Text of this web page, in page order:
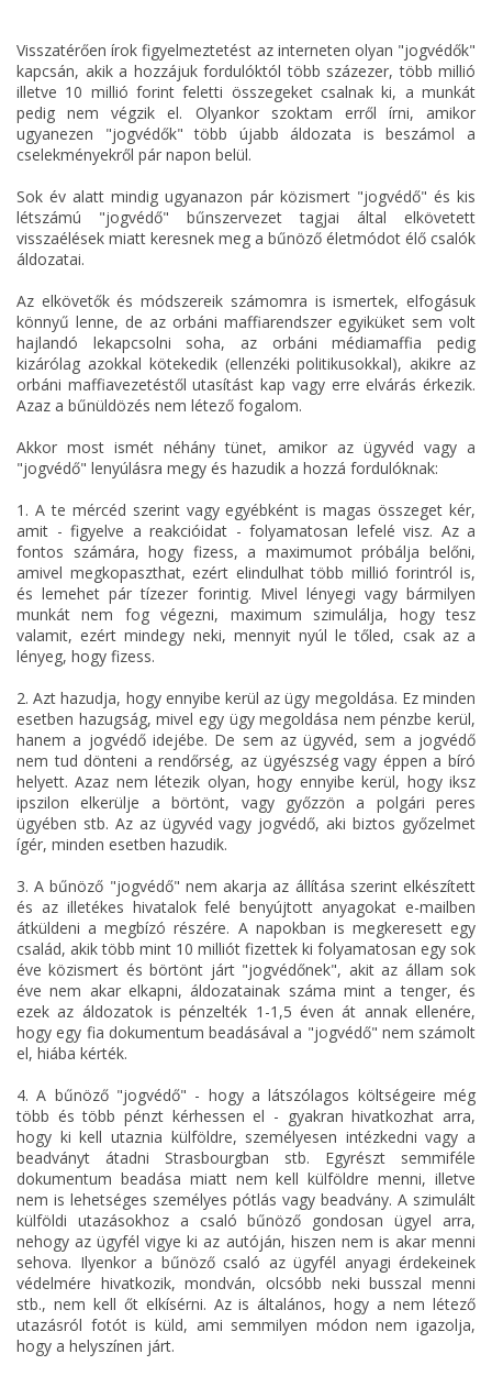
Visszatérően írok figyelmeztetést az interneten olyan "jogvédők"
kapcsán, akik a hozzájuk fordulóktól több százezer, több millió
illetve 10 millió forint feletti összegeket csalnak ki, a munkát
pedig nem végzik el. Olyankor szoktam erről írni, amikor
ugyanezen "jogvédők" több újabb áldozata is beszámol a
cselekményekről pár napon belül.
Sok év alatt mindig ugyanazon pár közismert "jogvédő" és kis
létszámú "jogvédő" bűnszervezet tagjai által elkövetett
visszaélések miatt keresnek meg a bűnöző életmódot élő csalók
áldozatai.
Az elkövetők és módszereik számomra is ismertek, elfogásuk
könnyű lenne, de az orbáni maffiarendszer egyiküket sem volt
hajlandó lekapcsolni soha, az orbáni médiamaffia pedig
kizárólag azokkal kötekedik (ellenzéki politikusokkal), akikre az
orbáni maffiavezetéstől utasítást kap vagy erre elvárás érkezik.
Azaz a bűnüldözés nem létező fogalom.
Akkor most ismét néhány tünet, amikor az ügyvéd vagy a
"jogvédő" lenyúlásra megy és hazudik a hozzá fordulóknak:
1. A te mércéd szerint vagy egyébként is magas összeget kér,
amit - figyelve a reakcióidat - folyamatosan lefelé visz. Az a
fontos számára, hogy fizess, a maximumot próbálja belőni,
amivel megkopaszthat, ezért elindulhat több millió forintról is,
és lemehet pár tízezer forintig. Mivel lényegi vagy bármilyen
munkát nem fog végezni, maximum szimulálja, hogy tesz
valamit, ezért mindegy neki, mennyit nyúl le tőled, csak az a
lényeg, hogy fizess.
2. Azt hazudja, hogy ennyibe kerül az ügy megoldása. Ez minden
esetben hazugság, mivel egy ügy megoldása nem pénzbe kerül,
hanem a jogvédő idejébe. De sem az ügyvéd, sem a jogvédő
nem tud dönteni a rendőrség, az ügyészség vagy éppen a bíró
helyett. Azaz nem létezik olyan, hogy ennyibe kerül, hogy iksz
ipszilon elkerülje a börtönt, vagy győzzön a polgári peres
ügyében stb. Az az ügyvéd vagy jogvédő, aki biztos győzelmet
ígér, minden esetben hazudik.
3. A bűnöző "jogvédő" nem akarja az állítása szerint elkészített
és az illetékes hivatalok felé benyújtott anyagokat e-mailben
átküldeni a megbízó részére. A napokban is megkeresett egy
család, akik több mint 10 milliót fizettek ki folyamatosan egy sok
éve közismert és börtönt járt "jogvédőnek", akit az állam sok
éve nem akar elkapni, áldozatainak száma mint a tenger, és
ezek az áldozatok is pénzelték 1-1,5 éven át annak ellenére,
hogy egy fia dokumentum beadásával a "jogvédő" nem számolt
el, hiába kérték.
4. A bűnöző "jogvédő" - hogy a látszólagos költségeire még
több és több pénzt kérhessen el - gyakran hivatkozhat arra,
hogy ki kell utaznia külföldre, személyesen intézkedni vagy a
beadványt átadni Strasbourgban stb. Egyrészt semmiféle
dokumentum beadása miatt nem kell külföldre menni, illetve
nem is lehetséges személyes pótlás vagy beadvány. A szimulált
külföldi utazásokhoz a csaló bűnöző gondosan ügyel arra,
nehogy az ügyfél vigye ki az autóján, hiszen nem is akar menni
sehova. Ilyenkor a bűnöző csaló az ügyfél anyagi érdekeinek
védelmére hivatkozik, mondván, olcsóbb neki busszal menni
stb., nem kell őt elkísérni. Az is általános, hogy a nem létező
utazásról fotót is küld, ami semmilyen módon nem igazolja,
hogy a helyszínen járt.